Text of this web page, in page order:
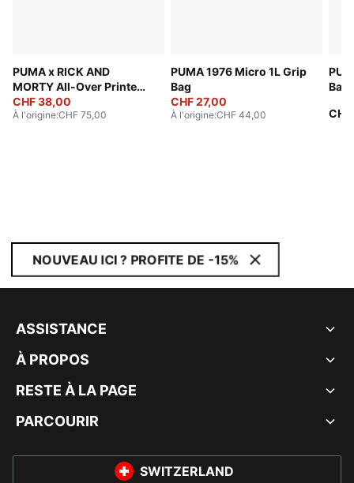
PUMA x RICK AND
MORTY All-Over Printed
Shorts Unisex
CHF 38,00
À l'origine:CHF 75,00
PUMA 1976 Micro 1L Grip
Bag
CHF 27,00
À l'origine:CHF 44,00
Bag
NOUVEAU ICI ? PROFITE DE -15%
ASSISTANCE
À PROPOS
RESTE À LA PAGE
PARCOURIR
SWITZERLAND